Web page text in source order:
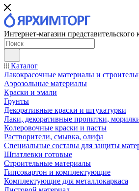
Интернет-магазин представительского
Каталог
Лакокрасочные материалы и
Аэрозольные материалы
Краски и эмали
Грунты
Декоративные краски и штукатурки
Лаки, декоративные пропитки,
Колеровочные краски и пасты
Растворители, смывка, олифа
Специальные составы для защиты
Шпатлевки готовые
Строительные материалы
Гипсокартон и комплектующие
Комплектующие для металлокаркаса